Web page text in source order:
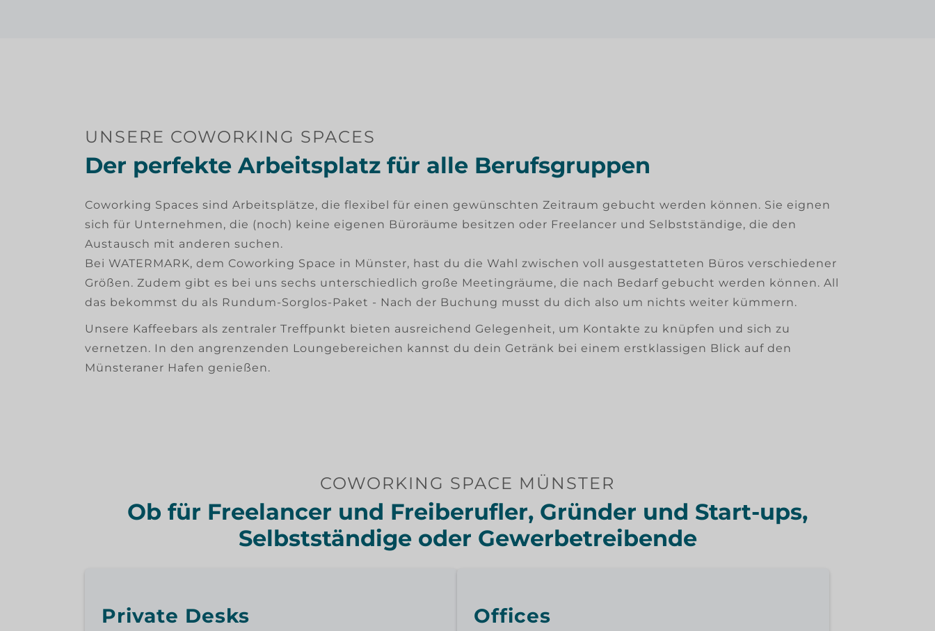
UNSERE COWORKING SPACES
Der perfekte Arbeitsplatz für alle Berufsgruppen
Coworking Spaces sind Arbeitsplätze, die flexibel für einen gewünschten Zeitraum gebucht werden können. Sie eignen
sich für Unternehmen, die (noch) keine eigenen Büroräume besitzen oder Freelancer und Selbstständige, die den
Austausch mit anderen suchen.
Bei WATERMARK, dem Coworking Space in Münster, hast du die Wahl zwischen voll ausgestatteten Büros verschiedener
Größen. Zudem gibt es bei uns sechs unterschiedlich große Meetingräume, die nach Bedarf gebucht werden können. All
das bekommst du als Rundum-Sorglos-Paket - Nach der Buchung musst du dich also um nichts weiter kümmern.
Unsere Kaffeebars als zentraler Treffpunkt bieten ausreichend Gelegenheit, um Kontakte zu knüpfen und sich zu
vernetzen. In den angrenzenden Loungebereichen kannst du dein Getränk bei einem erstklassigen Blick auf den
Münsteraner Hafen genießen.
COWORKING SPACE MÜNSTER
Ob für Freelancer und Freiberufler, Gründer und Start-ups,
Selbstständige oder Gewerbetreibende
Private Desks Offices